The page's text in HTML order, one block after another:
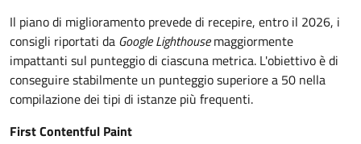
Il piano di miglioramento prevede di recepire, entro il 2026, i
consigli riportati da Google Lighthousemaggiormente
impattanti sul punteggio di ciascuna metrica. L'obiettivo è di
conseguire stabilmente un punteggio superiore a 50 nella
compilazione dei tipi di istanze più frequenti.
First Contentful Paint